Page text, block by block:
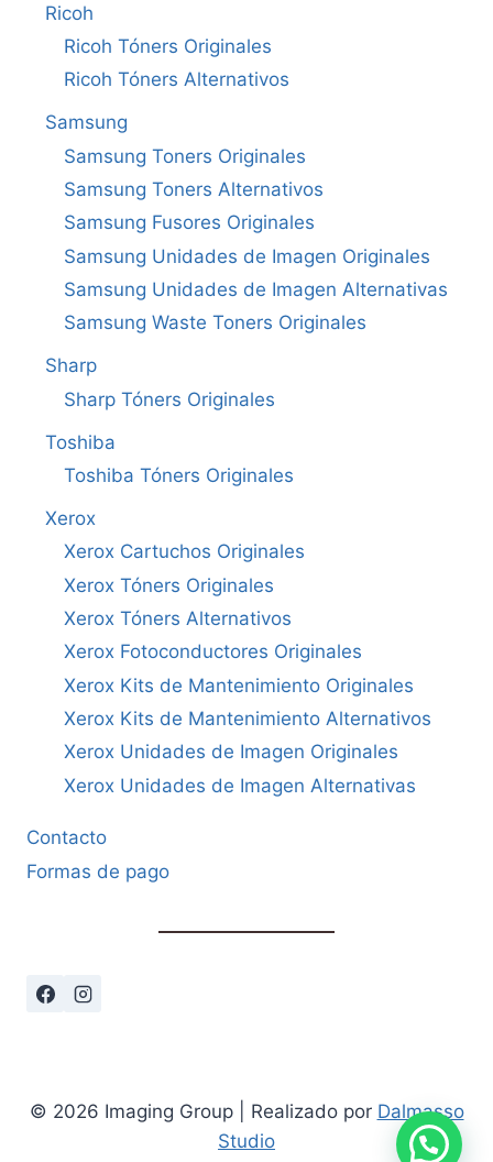
Ricoh
Ricoh Tóners Originales
Ricoh Tóners Alternativos
Samsung
Samsung Toners Originales
Samsung Toners Alternativos
Samsung Fusores Originales
Samsung Unidades de Imagen Originales
Samsung Unidades de Imagen Alternativas
Samsung Waste Toners Originales
Sharp
Sharp Tóners Originales
Toshiba
Toshiba Tóners Originales
Xerox
Xerox Cartuchos Originales
Xerox Tóners Originales
Xerox Tóners Alternativos
Xerox Fotoconductores Originales
Xerox Kits de Mantenimiento Originales
Xerox Kits de Mantenimiento Alternativos
Xerox Unidades de Imagen Originales
Xerox Unidades de Imagen Alternativas
Contacto
Formas de pago
© 2026 Imaging Group | Realizado por Dalmasso
Studio
Cómo podemos ayudarte?